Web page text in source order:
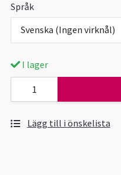
Språk
Svenska (Ingen virknål)
I lager
Lägg till i önskelista